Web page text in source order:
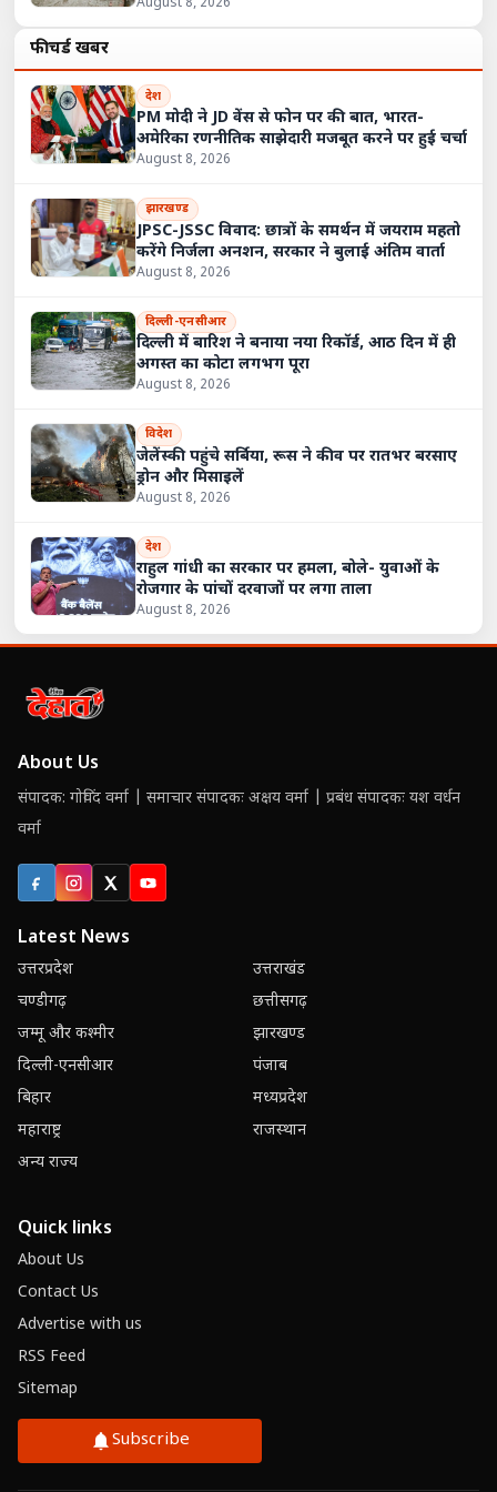
फीचर्ड खबरें
देश
PM मोदी ने JD वेंस से फोन पर की बात, भारत-
अमेरिका रणनीतिक साझेदारी मजबूत करने पर हुई चर्चा
August 8, 2026
झारखण्ड
JPSC-JSSC विवाद: छात्रों के समर्थन में जयराम महतो
करेंगे निर्जला अनशन, सरकार ने बुलाई अंतिम वार्ता
August 8, 2026
दिल्ली-एनसीआर
दिल्ली में बारिश ने बनाया नया रिकॉर्ड, आठ दिन में ही
अगस्त का कोटा लगभग पूरा
August 8, 2026
विदेश
जेलेंस्की पहुंचे सर्बिया, रूस ने कीव पर रातभर बरसाए
ड्रोन और मिसाइलें
August 8, 2026
देश
राहुल गांधी का सरकार पर हमला, बोले- युवाओं के
रोजगार के पांचों दरवाजों पर लगा ताला
August 8, 2026
About Us
संपादक: गोविंद वर्मा | समाचार संपादकः अक्षय वर्मा | प्रबंध संपादकः यश वर्धन
वर्मा
FacebookInstagram
X (Twitter)
YouTube
Latest News
उत्तरप्रदेश
उत्तराखंड
चण्डीगढ़
छत्तीसगढ़
जम्मू और कश्मीर
झारखण्ड
दिल्ली-एनसीआर
पंजाब
बिहार
मध्यप्रदेश
महाराष्ट्र
राजस्थान
अन्य राज्य
Quick links
About Us
Contact Us
Advertise with us
RSS Feed
Sitemap
Subscribe